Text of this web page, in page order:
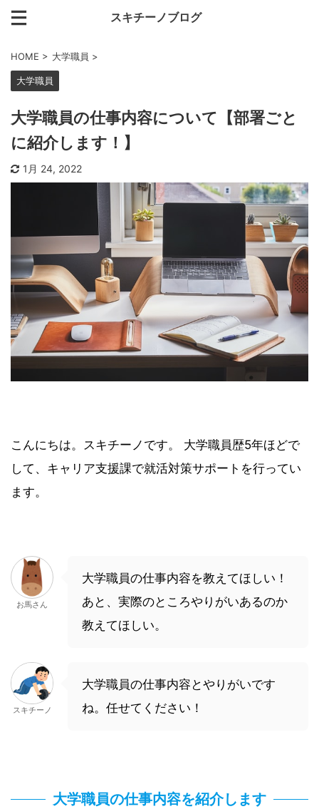
スキチーノブログ
HOME > 大学職員 >
大学職員
大学職員の仕事内容について【部署ごと
に紹介します！】
1月 24, 2022
こんにちは。スキチーノです。 大学職員歴5年ほどで
して、キャリア支援課で就活対策サポートを行ってい
ます。
お馬さん
大学職員の仕事内容を教えてほしい！
あと、実際のところやりがいあるのか
教えてほしい。
スキチーノ
大学職員の仕事内容とやりがいです
ね。任せてください！
大学職員の仕事内容を紹介します